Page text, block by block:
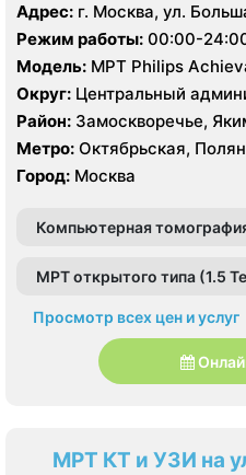
Адрес: г. Москва, ул.
Режим работы: 00:00-
Модель: МРТ Philips
Vantage 1.5 Т, КТ Philips
Brilliance CT16 срезов, УЗИ
Округ: Центральный
Район: Замоскворечье,
Метро: Октябрьская,
Город: Москва
Компьютерная
МРТ открытого типа (1.5
Просмотр всех цен и услуг
МРТ КТ и УЗИ на